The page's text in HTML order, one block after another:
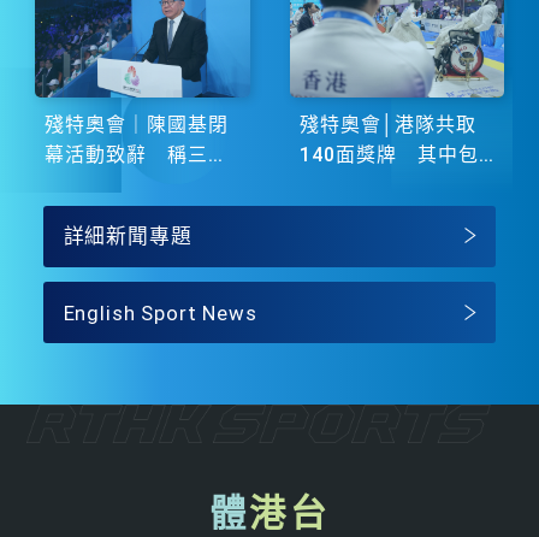
殘特奧會｜陳國基閉
幕活動致辭 稱三地
殘特奧會│港隊共取
140面獎牌 其中包
詳細新聞專題
English Sport News
體港台